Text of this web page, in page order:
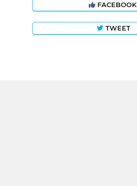
FACEBOOK
TWEET